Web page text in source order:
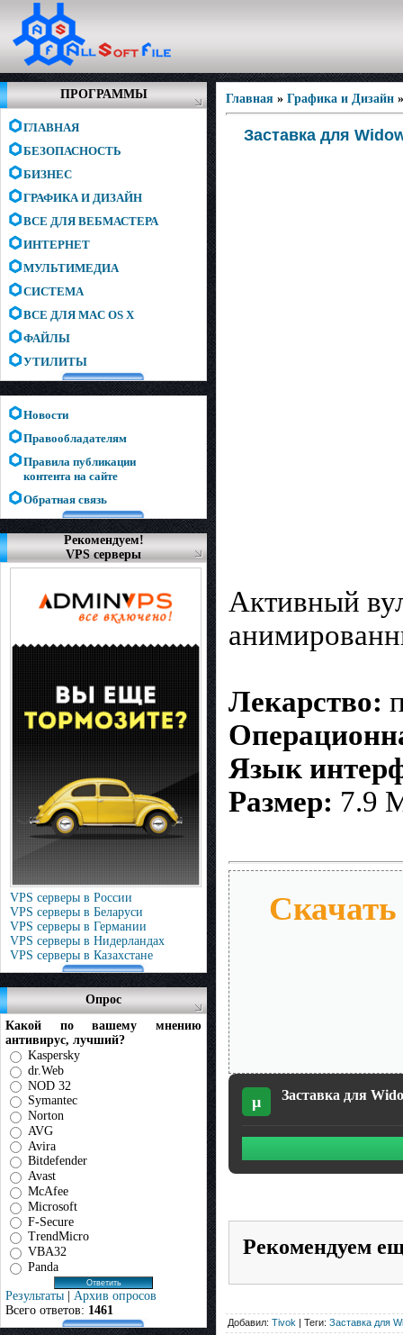
ПРОГРАММЫ
ГЛАВНАЯ
БЕЗОПАСНОСТЬ
БИЗНЕС
ГРАФИКА И ДИЗАЙН
ВСЕ ДЛЯ ВЕБМАСТЕРА
ИНТЕРНЕТ
МУЛЬТИМЕДИА
СИСТЕМА
ВСЕ ДЛЯ MAC OS X
ФАЙЛЫ
УТИЛИТЫ
Новости
Правообладателям
Правила публикации
контента на сайте
Обратная связь
Рекомендуем!
VPS серверы
VPS серверы в России
VPS серверы в Беларуси
VPS серверы в Германии
VPS серверы в Нидерландах
VPS серверы в Казахстане
Опрос
Какой по вашему мнению
антивирус, лучший?
Kaspersky
dr.Web
NOD 32
Symantec
Norton
AVG
Avira
Bitdefender
Avast
McAfee
Microsoft
F-Secure
TrendMicro
VBA32
Panda
Результаты | Архив опросов
Всего ответов: 1461
Главная » Графика и Дизайн
Заставка для
Активный
Лекарство:
Язык
Размер: 7.9
µ Заставка для
Рекомендуем
Добавил: Tivok | Теги: Заставка для